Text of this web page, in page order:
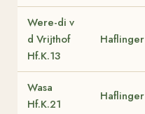
Were-di v
d Vrijthof
Hf.K.13
Haflinger
Wasa
Hf.K.21
Haflinger